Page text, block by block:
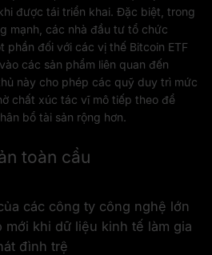
được tái triển khai. Đặc biệt, trong
mạnh, các nhà đầu tư tổ chức
phần đối với các vị thế Bitcoin ETF
các sản phẩm liên quan đến
này cho phép các quỹ duy trì mức
chất xúc tác vĩ mô tiếp theo để
bổ tài sản rộng hơn.
toàn cầu
các công ty công nghệ lớn
mới khi dữ liệu kinh tế làm gia
đình trệ